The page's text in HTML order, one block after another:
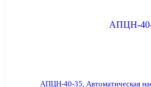
АПЦН-40-35, Автоматическая